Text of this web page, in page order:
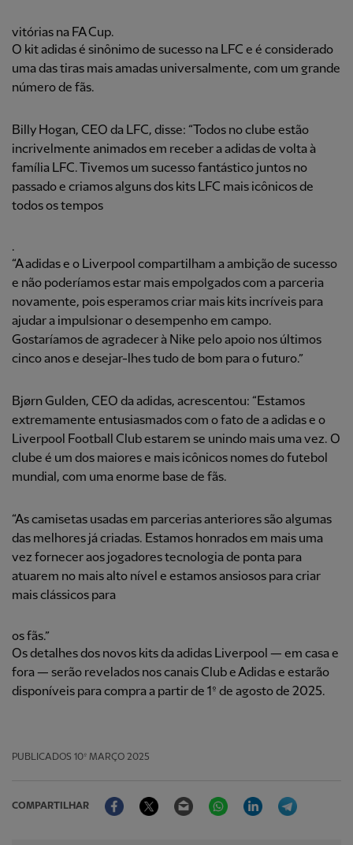
vitórias na FA Cup.
O kit adidas é sinônimo de sucesso na LFC e é considerado
uma das tiras mais amadas universalmente, com um grande
número de fãs.
Billy Hogan, CEO da LFC, disse: “Todos no clube estão
incrivelmente animados em receber a adidas de volta à
família LFC. Tivemos um sucesso fantástico juntos no
passado e criamos alguns dos kits LFC mais icônicos de
todos os tempos
.
“A adidas e o Liverpool compartilham a ambição de sucesso
e não poderíamos estar mais empolgados com a parceria
novamente, pois esperamos criar mais kits incríveis para
ajudar a impulsionar o desempenho em campo.
Gostaríamos de agradecer à Nike pelo apoio nos últimos
cinco anos e desejar-lhes tudo de bom para o futuro.”
Bjørn Gulden, CEO da adidas, acrescentou: “Estamos
extremamente entusiasmados com o fato de a adidas e o
Liverpool Football Club estarem se unindo mais uma vez. O
clube é um dos maiores e mais icônicos nomes do futebol
mundial, com uma enorme base de fãs.
“As camisetas usadas em parcerias anteriores são algumas
das melhores já criadas. Estamos honrados em mais uma
vez fornecer aos jogadores tecnologia de ponta para
atuarem no mais alto nível e estamos ansiosos para criar
mais clássicos para
os fãs.”
Os detalhes dos novos kits da adidas Liverpool — em casa e
fora — serão revelados nos canais Club e Adidas e estarão
disponíveis para compra a partir de 1º de agosto de 2025.
PUBLICADOS 10º MARÇO 2025
COMPARTILHAR
FacebookTwitter Email WhatsAppLinkedIn